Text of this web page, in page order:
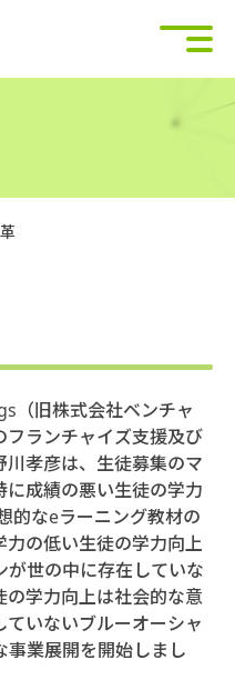
（旧株式会社ベンチャ
フランチャイズ支援及び
孝彦は、生徒募集のマ
成績の悪い生徒の学力
的なeラーニング教材の
の低い生徒の学力向上
が世の中に存在していな
の学力向上は社会的な意
いないブルーオーシャ
事業展開を開始しまし